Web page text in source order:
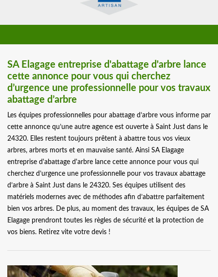
SA Elagage entreprise d'abattage d'arbre lance
cette annonce pour vous qui cherchez
d’urgence une professionnelle pour vos travaux
abattage d’arbre
Les équipes professionnelles pour abattage d’arbre vous informe par
cette annonce qu’une autre agence est ouverte à Saint Just dans le
24320. Elles restent toujours prêtent à abattre tous vos vieux
arbres, arbres morts et en mauvaise santé. Ainsi SA Elagage
entreprise d'abattage d'arbre lance cette annonce pour vous qui
cherchez d’urgence une professionnelle pour vos travaux abattage
d’arbre à Saint Just dans le 24320. Ses équipes utilisent des
matériels modernes avec de méthodes afin d’abattre parfaitement
bien vos arbres. De plus, au moment des travaux, les équipes de SA
Elagage prendront toutes les règles de sécurité et la protection de
vos biens. Retirez vite votre devis !